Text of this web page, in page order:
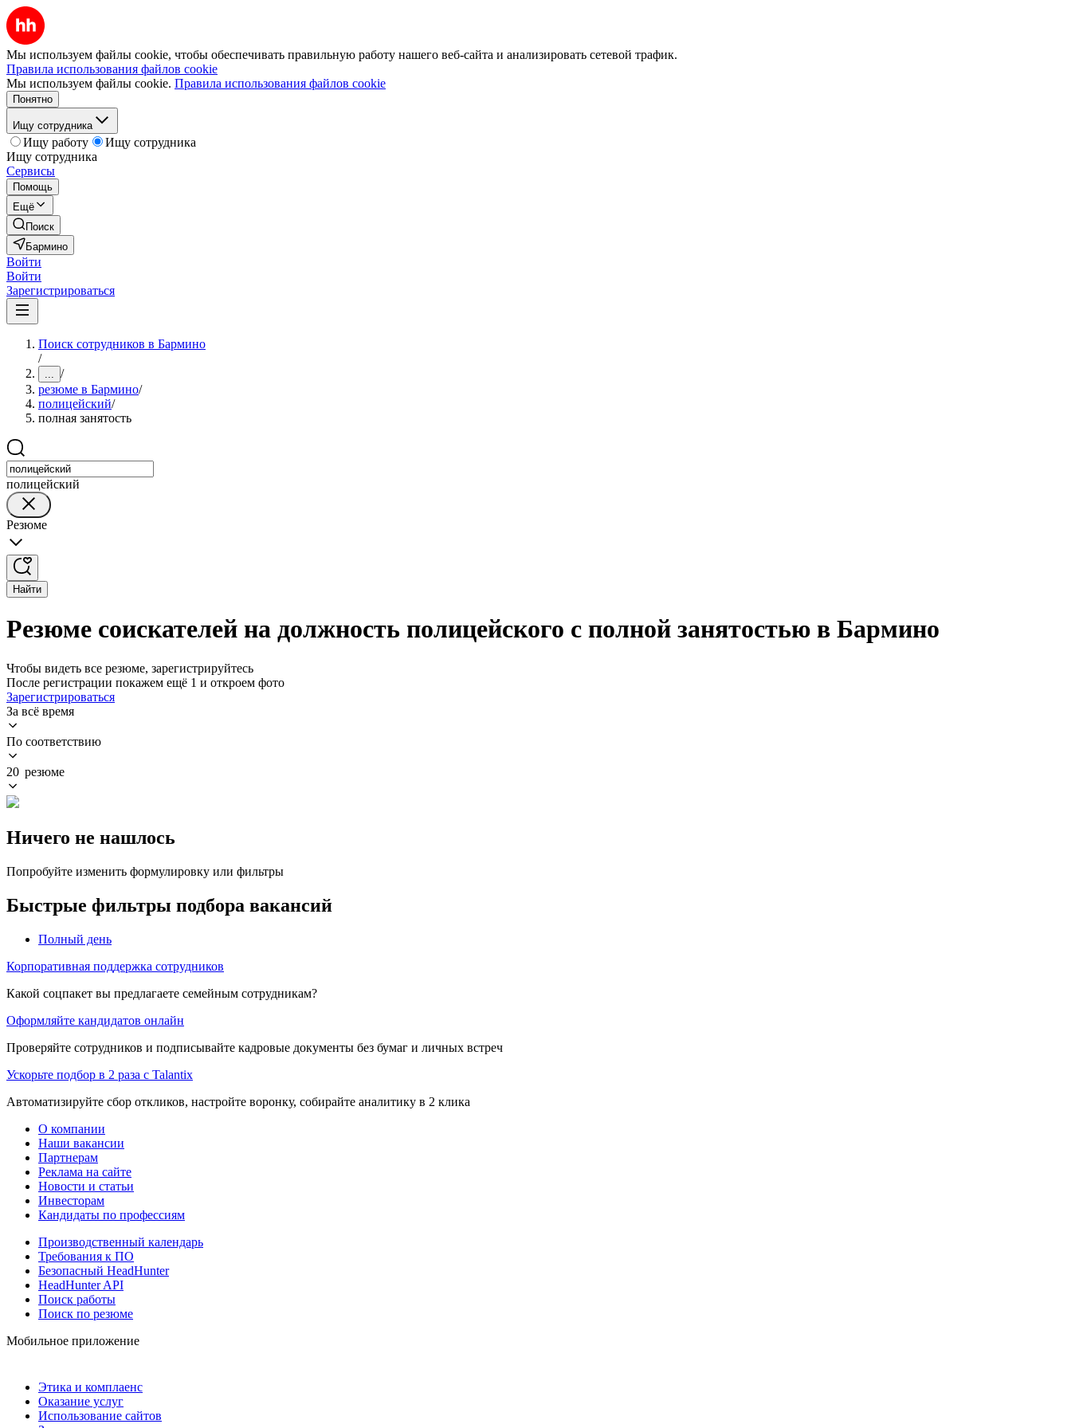
Мы используем файлы cookie, чтобы обеспечивать правильную работу нашего веб-сайта и анализировать сетевой трафик.
Правила использования файлов cookie
Мы используем файлы cookie. Правила использования файлов cookie
Понятно
Ищу сотрудника
Ищу работу
Ищу сотрудника
Ищу сотрудника
Сервисы
Помощь
Ещё
Поиск
Бармино
Войти
Войти
Зарегистрироваться
Поиск сотрудников в Бармино
/
... /
резюме в Бармино/
полицейский/
полная занятость
полицейский
Резюме
Найти
Резюме соискателей на должность полицейского с полной занятостью в Бармино
Чтобы видеть все резюме, зарегистрируйтесь
После регистрации покажем ещё 1 и откроем фото
Зарегистрироваться
За всё время
По соответствию
20 резюме
Ничего не нашлось
Попробуйте изменить формулировку или фильтры
Быстрые фильтры подбора вакансий
Полный день
Корпоративная поддержка сотрудников
Какой соцпакет вы предлагаете семейным сотрудникам?
Оформляйте кандидатов онлайн
Проверяйте сотрудников и подписывайте кадровые документы без бумаг и личных встреч
Ускорьте подбор в 2 раза с Talantix
Автоматизируйте сбор откликов, настройте воронку, собирайте аналитику в 2 клика
О компании
Наши вакансии
Партнерам
Реклама на сайте
Новости и статьи
Инвесторам
Кандидаты по профессиям
Производственный календарь
Требования к ПО
Безопасный HeadHunter
HeadHunter API
Поиск работы
Поиск по резюме
Мобильное приложение
Этика и комплаенс
Оказание услуг
Использование сайтов